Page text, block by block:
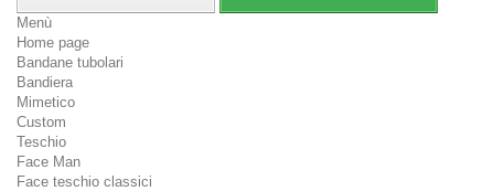
Menù
Home page
Bandane tubolari
Bandiera
Mimetico
Custom
Teschio
Face Man
Face teschio classici